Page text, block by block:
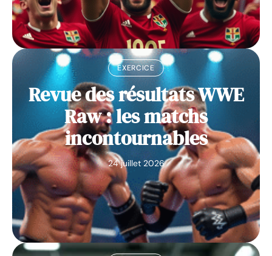
EXERCICE
Revue des résultats WWE
Raw : les matchs
incontournables
24 juillet 2026